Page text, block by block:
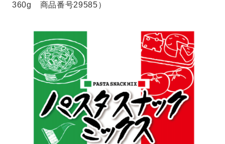
360g 商品番号29585）